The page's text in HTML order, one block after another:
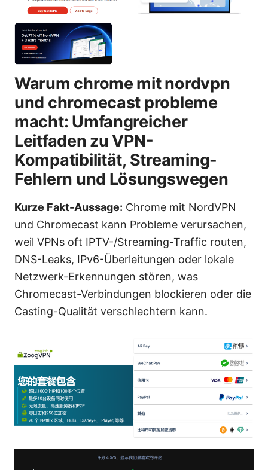
Warum chrome mit nordvpn
und chromecast probleme
macht: Umfangreicher
Leitfaden zu VPN-
Kompatibilität, Streaming-
Fehlern und Lösungswegen
Kurze Fakt-Aussage: Chrome mit NordVPN
und Chromecast kann Probleme verursachen,
weil VPNs oft IPTV-/Streaming-Traffic routen,
DNS-Leaks, IPv6-Überleitungen oder lokale
Netzwerk-Erkennungen stören, was
Chromecast-Verbindungen blockieren oder die
Casting-Qualität verschlechtern kann.